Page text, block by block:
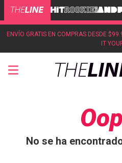
ENVÍO GRATIS EN COMPRAS DESDE
IT
No se ha